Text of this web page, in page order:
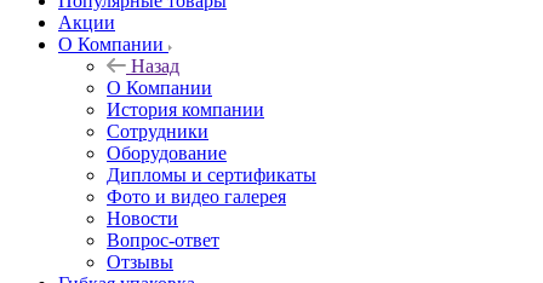
Акции
О Компании
Назад
О Компании
История компании
Сотрудники
Оборудование
Дипломы и сертификаты
Фото и видео галерея
Новости
Вопрос-ответ
Отзывы